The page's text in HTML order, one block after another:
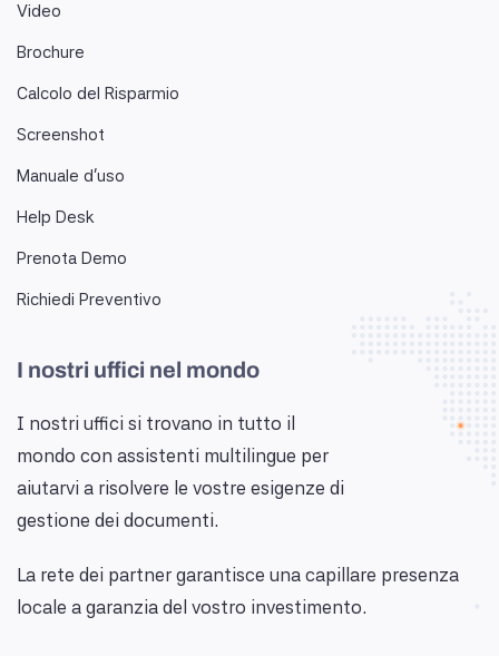
Video
Brochure
Calcolo del Risparmio
Screenshot
Manuale d'uso
Help Desk
Prenota Demo
Richiedi Preventivo
I nostri uffici nel mondo
I nostri uffici si trovano in tutto il
mondo con assistenti multilingue per
aiutarvi a risolvere le vostre esigenze di
gestione dei documenti.
La rete dei partner garantisce una capillare presenza
locale a garanzia del vostro investimento.